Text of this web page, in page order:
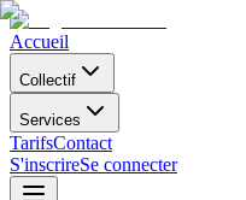
Accueil
Collectif
Services
TarifsContact
S'inscrireSe connecter